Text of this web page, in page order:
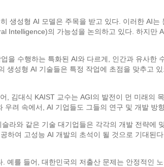
생성형 AI 모델은 주목을 받고 있다. 이러한 AI
Intelligence)의 가능성을 논의하고 있다. 하지만
을 수행하는 특화된 AI와 다르게, 인간과 유사한
성형 AI 기술들은 특정 작업에 초점을 맞추고
김대식 KAIST 교수는 AGI의 발전이 먼 미래의
려 속에서, AI 기업들도 그들의 연구 및 개발 방
라와 같은 기술 대기업들은 각각의 개발 전략에
여 고성능 AI 개발의 초석이 될 것으로 기대된
를 들어, 대한민국의 저출산 문제는 안정적인